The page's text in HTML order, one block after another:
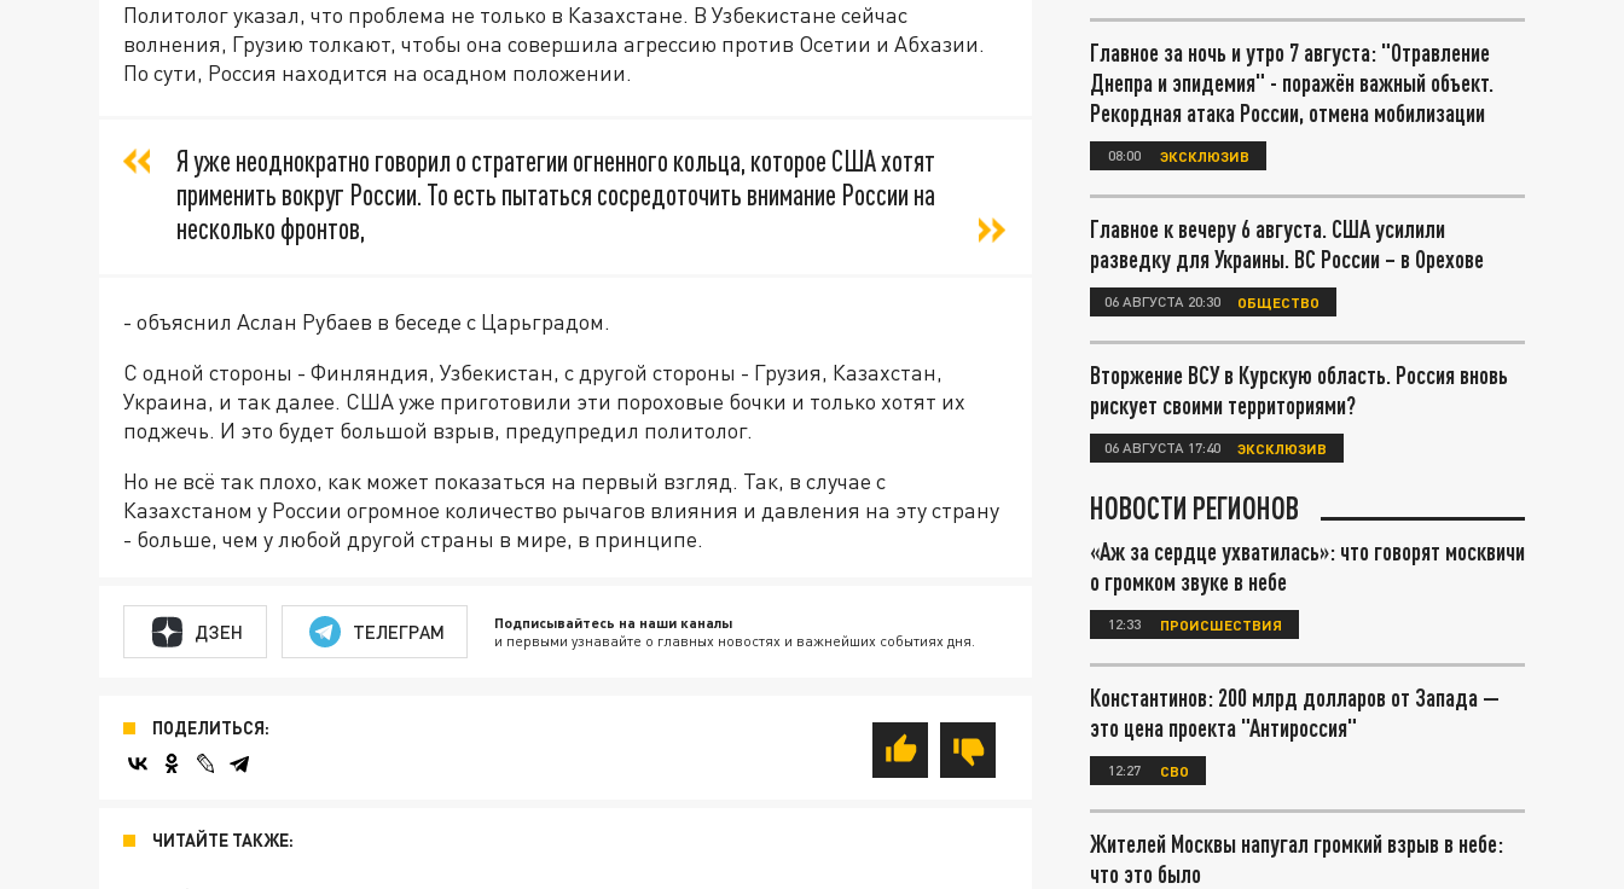
Политолог указал, что проблема не только в Казахстане. В Узбекистане сейчас
волнения, Грузию толкают, чтобы она совершила агрессию против Осетии и Абхазии.
По сути, Россия находится на осадном положении.
Я уже неоднократно говорил о стратегии огненного кольца, которое США хотят
применить вокруг России. То есть пытаться сосредоточить внимание России на
несколько фронтов,
- объяснил Аслан Рубаев в беседе с Царьградом.
С одной стороны - Финляндия, Узбекистан, с другой стороны - Грузия, Казахстан,
Украина, и так далее. США уже приготовили эти пороховые бочки и только хотят их
поджечь. И это будет большой взрыв, предупредил политолог.
Но не всё так плохо, как может показаться на первый взгляд. Так, в случае с
Казахстаном у России огромное количество рычагов влияния и давления на эту страну
- больше, чем у любой другой страны в мире, в принципе.
ДЗЕН ТЕЛЕГРАМ Подписывайтесь на наши каналы
и первыми узнавайте о главных новостях и важнейших событиях дня.
ПОДЕЛИТЬСЯ:
ЧИТАЙТЕ ТАКЖЕ:
Главное за ночь и утро 7 августа: "Отравление
Днепра и эпидемия" - поражён важный объект.
Рекордная атака России, отмена мобилизации
08:00 ЭКСКЛЮЗИВ
Главное к вечеру 6 августа. США усилили
разведку для Украины. ВС России – в Орехове
06 АВГУСТА 20:30 ОБЩЕСТВО
Вторжение ВСУ в Курскую область. Россия вновь
рискует своими территориями?
06 АВГУСТА 17:40 ЭКСКЛЮЗИВ
НОВОСТИ РЕГИОНОВ
«Аж за сердце ухватилась»: что говорят москвичи
о громком звуке в небе
12:33 ПРОИСШЕСТВИЯ
Константинов: 200 млрд долларов от Запада —
это цена проекта "Антироссия"
12:27 СВО
Жителей Москвы напугал громкий взрыв в небе:
что это было